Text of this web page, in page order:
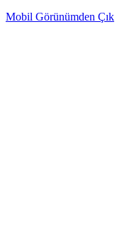
Mobil Görünümden Çık